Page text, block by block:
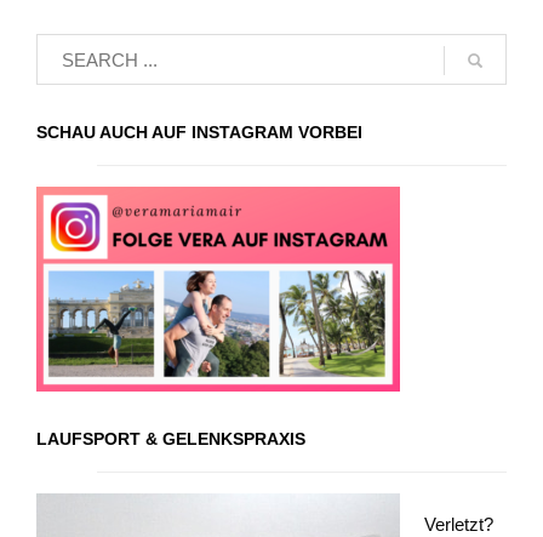
SCHAU AUCH AUF INSTAGRAM VORBEI
LAUFSPORT & GELENKSPRAXIS
Verletzt?